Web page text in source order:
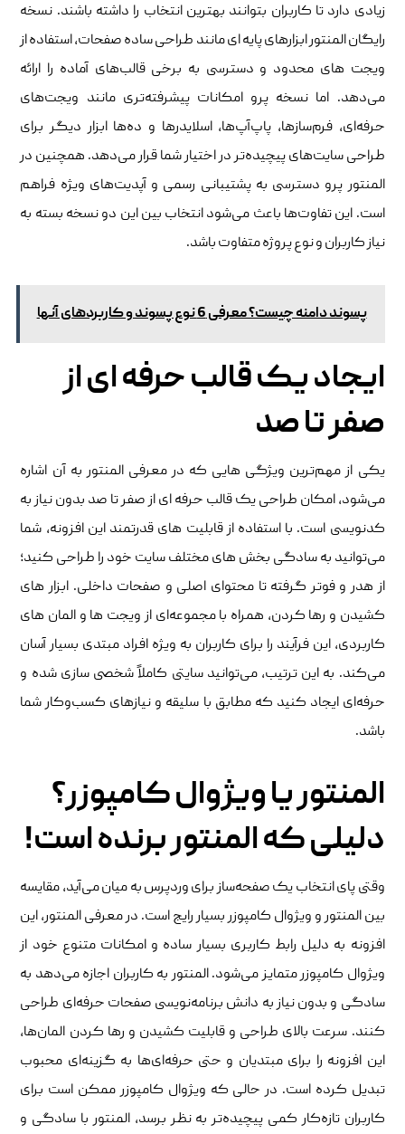
زیادی دارد تا کاربران بتوانند بهترین انتخاب را داشته باشند. نسخه
رایگان المنتور ابزارهای پایه ‌ای مانند طراحی ساده صفحات، استفاده از
ویجت ‌های محدود و دسترسی به برخی قالب‌های آماده را ارائه
می‌دهد. اما نسخه پرو امکانات پیشرفته‌تری مانند ویجت‌های
حرفه‌ای، فرم‌سازها، پاپ‌آپ‌ها، اسلایدرها و ده‌ها ابزار دیگر برای
طراحی سایت‌های پیچیده‌تر در اختیار شما قرار می‌دهد. همچنین در
المنتور پرو دسترسی به پشتیبانی رسمی و آپدیت‌های ویژه فراهم
است. این تفاوت‌ها باعث می‌شود انتخاب بین این دو نسخه بسته به
نیاز کاربران و نوع پروژه متفاوت باشد.
پسوند دامنه چیست؟ معرفی 6 نوع پسوند و کاربردهای آنها
ایجاد یک قالب حرفه ‌ای از
صفر تا صد
یکی از مهم‌ترین ویژگی ‌هایی که در معرفی المنتور به آن اشاره
می‌شود، امکان طراحی یک قالب حرفه ‌ای از صفر تا صد بدون نیاز به
کدنویسی است. با استفاده از قابلیت ‌های قدرتمند این افزونه، شما
می‌توانید به سادگی بخش ‌های مختلف سایت خود را طراحی کنید؛
از هدر و فوتر گرفته تا محتوای اصلی و صفحات داخلی. ابزار های
کشیدن و رها کردن، همراه با مجموعه‌ای از ویجت ‌ها و المان ‌های
کاربردی، این فرآیند را برای کاربران به ‌ویژه افراد مبتدی بسیار آسان
می‌کند. به این ترتیب، می‌توانید سایتی کاملاً شخصی‌ سازی‌ شده و
حرفه‌ای ایجاد کنید که مطابق با سلیقه و نیازهای کسب‌وکار شما
باشد.
المنتور یا ویژوال کامپوزر؟
دلیلی که المنتور برنده است!
وقتی پای انتخاب یک صفحه‌ساز برای وردپرس به میان می‌آید، مقایسه
بین المنتور و ویژوال کامپوزر بسیار رایج است. در معرفی المنتور، این
افزونه به دلیل رابط کاربری بسیار ساده و امکانات متنوع خود از
ویژوال کامپوزر متمایز می‌شود. المنتور به کاربران اجازه می‌دهد به
سادگی و بدون نیاز به دانش برنامه‌نویسی صفحات حرفه‌ای طراحی
کنند. سرعت بالای طراحی و قابلیت کشیدن و رها کردن المان‌ها،
این افزونه را برای مبتدیان و حتی حرفه‌ای‌ها به گزینه‌ای محبوب
تبدیل کرده است. در حالی که ویژوال کامپوزر ممکن است برای
کاربران تازه‌کار کمی پیچیده‌تر به نظر برسد، المنتور با سادگی و